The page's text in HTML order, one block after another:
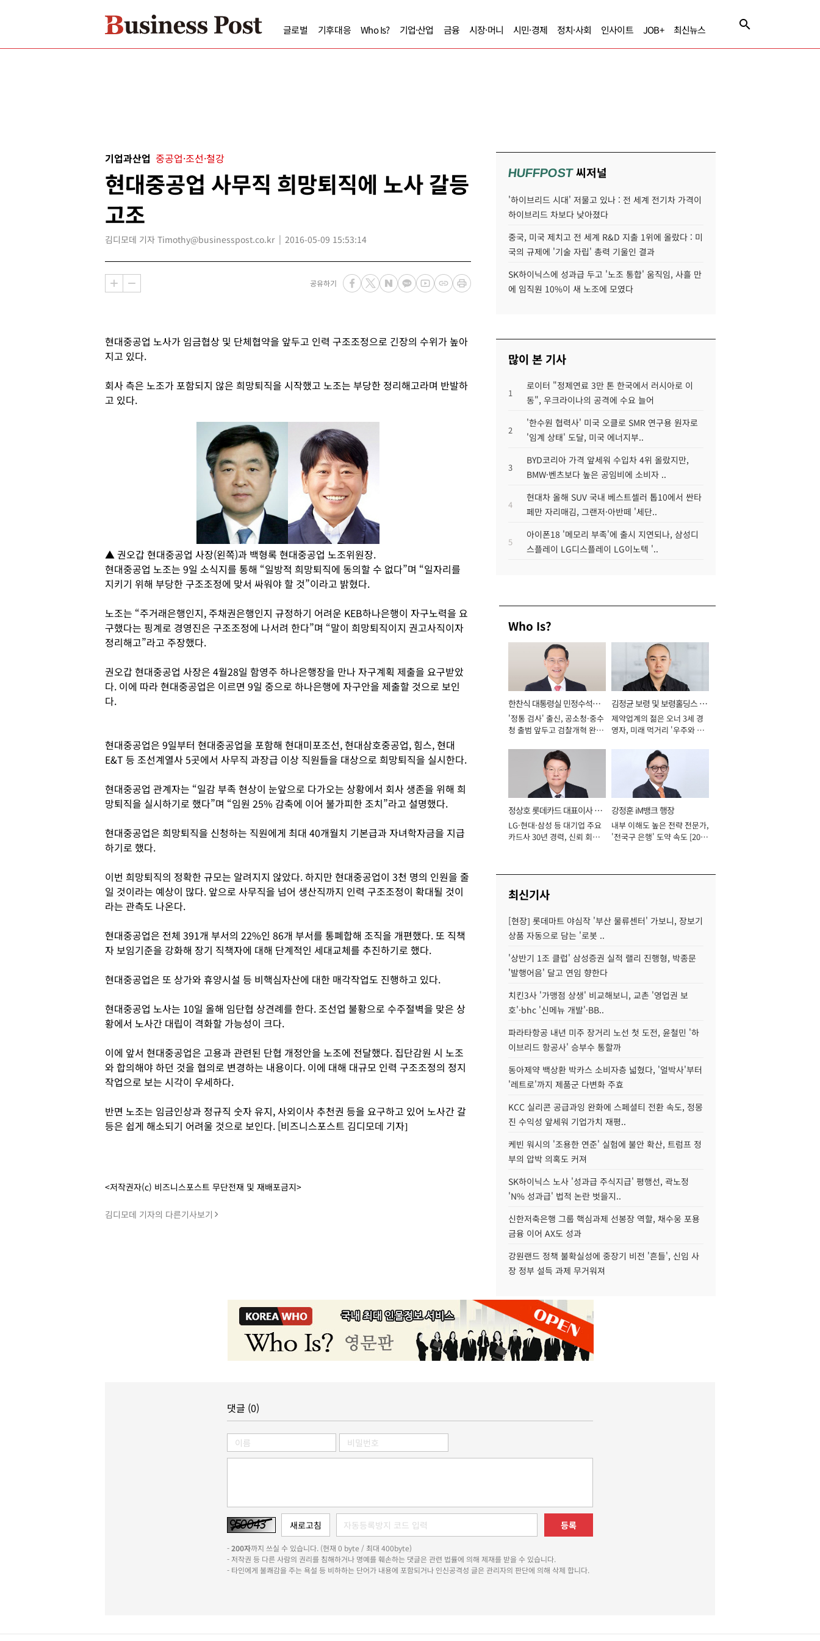
글로벌 기후대응 Who Is? 기업·산업 금융 시장·머니 시민·경제 정치·사회 인사이트 JOB+ 최신뉴스
기업과산업 중공업·조선·철강
현대중공업 사무직 희망퇴직에 노사 갈등
고조
김디모데 기자 Timothy@businesspost.co.kr 2016-05-09 15:53:14
공유하기
현대중공업 노사가 임금협상 및 단체협약을 앞두고 인력 구조조정으로 긴장의 수위가 높아
지고 있다.
회사 측은 노조가 포함되지 않은 희망퇴직을 시작했고 노조는 부당한 정리해고라며 반발하
고 있다.
▲ 권오갑 현대중공업 사장(왼쪽)과 백형록 현대중공업 노조위원장.
현대중공업 노조는 9일 소식지를 통해 “일방적 희망퇴직에 동의할 수 없다”며 “일자리를
지키기 위해 부당한 구조조정에 맞서 싸워야 할 것”이라고 밝혔다.
노조는 “주거래은행인지, 주채권은행인지 규정하기 어려운 KEB하나은행이 자구노력을 요
구했다는 핑계로 경영진은 구조조정에 나서려 한다”며 “말이 희망퇴직이지 권고사직이자
정리해고”라고 주장했다.
권오갑 현대중공업 사장은 4월28일 함영주 하나은행장을 만나 자구계획 제출을 요구받았
다. 이에 따라 현대중공업은 이르면 9일 중으로 하나은행에 자구안을 제출할 것으로 보인
다.
현대중공업은 9일부터 현대중공업을 포함해 현대미포조선, 현대삼호중공업, 힘스, 현대
E&T 등 조선계열사 5곳에서 사무직 과장급 이상 직원들을 대상으로 희망퇴직을 실시한다.
현대중공업 관계자는 “일감 부족 현상이 눈앞으로 다가오는 상황에서 회사 생존을 위해 희
망퇴직을 실시하기로 했다”며 “임원 25% 감축에 이어 불가피한 조치”라고 설명했다.
현대중공업은 희망퇴직을 신청하는 직원에게 최대 40개월치 기본급과 자녀학자금을 지급
하기로 했다.
이번 희망퇴직의 정확한 규모는 알려지지 않았다. 하지만 현대중공업이 3천 명의 인원을 줄
일 것이라는 예상이 많다. 앞으로 사무직을 넘어 생산직까지 인력 구조조정이 확대될 것이
라는 관측도 나온다.
현대중공업은 전체 391개 부서의 22%인 86개 부서를 통폐합해 조직을 개편했다. 또 직책
자 보임기준을 강화해 장기 직책자에 대해 단계적인 세대교체를 추진하기로 했다.
현대중공업은 또 상가와 휴양시설 등 비핵심자산에 대한 매각작업도 진행하고 있다.
현대중공업 노사는 10일 올해 임단협 상견례를 한다. 조선업 불황으로 수주절벽을 맞은 상
황에서 노사간 대립이 격화할 가능성이 크다.
이에 앞서 현대중공업은 고용과 관련된 단협 개정안을 노조에 전달했다. 집단감원 시 노조
와 합의해야 하던 것을 협의로 변경하는 내용이다. 이에 대해 대규모 인력 구조조정의 정지
작업으로 보는 시각이 우세하다.
반면 노조는 임금인상과 정규직 숫자 유지, 사외이사 추천권 등을 요구하고 있어 노사간 갈
등은 쉽게 해소되기 어려울 것으로 보인다. [비즈니스포스트 김디모데 기자]
<저작권자(c) 비즈니스포스트 무단전재 및 재배포금지>
김디모데 기자의 다른기사보기
HUFFPOST씨저널
'하이브리드 시대' 저물고 있나 : 전 세계 전기차 가격이
하이브리드 차보다 낮아졌다
중국, 미국 제치고 전 세계 R&D 지출 1위에 올랐다 : 미
국의 규제에 '기술 자립' 총력 기울인 결과
SK하이닉스에 성과급 두고 '노조 통합' 움직임, 사흘 만
에 임직원 10%이 새 노조에 모였다
많이 본 기사
1
로이터 "정제연료 3만 톤 한국에서 러시아로 이
동", 우크라이나의 공격에 수요 늘어
2
'한수원 협력사' 미국 오클로 SMR 연구용 원자로
'임계 상태' 도달, 미국 에너지부..
3
BYD코리아 가격 앞세워 수입차 4위 올랐지만,
BMW·벤츠보다 높은 공임비에 소비자 ..
4
현대차 올해 SUV 국내 베스트셀러 톱10에서 싼타
페만 자리매김, 그랜저·아반떼 '세단..
5
아이폰18 '메모리 부족'에 출시 지연되나, 삼성디
스플레이 LG디스플레이 LG이노텍 '..
Who Is?
한찬식 대통령실 민정수석비
서관
'정통 검사' 출신, 공소청·중수
청 출범 앞두고 검찰개혁 완수
김정균 보령 및 보령홀딩스 대
표이사 사장
제약업계의 젊은 오너 3세 경
영자, 미래 먹거리 '우주와 헬
정상호 롯데카드 대표이사 사
장
LG·현대·삼성 등 대기업 주요
카드사 30년 경력, 신뢰 회복
강정훈 iM뱅크 행장
내부 이해도 높은 전략 전문가,
'전국구 은행' 도약 속도 [2026
최신기사
[현장] 롯데마트 야심작 '부산 물류센터' 가보니, 장보기
상품 자동으로 담는 '로봇 ..
'상반기 1조 클럽' 삼성증권 실적 랠리 진행형, 박종문
'발행어음' 달고 연임 향한다
치킨3사 '가맹점 상생' 비교해보니, 교촌 '영업권 보
호'·bhc '신메뉴 개발'·BB..
파라타항공 내년 미주 장거리 노선 첫 도전, 윤철민 '하
이브리드 항공사' 승부수 통할까
동아제약 백상환 박카스 소비자층 넓혔다, '얼박사'부터
'레트로'까지 제품군 다변화 주효
KCC 실리콘 공급과잉 완화에 스페셜티 전환 속도, 정몽
진 수익성 앞세워 기업가치 재평..
케빈 워시의 '조용한 연준' 실험에 불안 확산, 트럼프 정
부의 압박 의혹도 커져
SK하이닉스 노사 '성과급 주식지급' 평행선, 곽노정
'N% 성과급' 법적 논란 벗을지..
신한저축은행 그룹 핵심과제 선봉장 역할, 채수웅 포용
금융 이어 AX도 성과
강원랜드 정책 불확실성에 중장기 비전 '흔들', 신임 사
장 정부 설득 과제 무거워져
댓글 (0)
등록
-200자까지 쓰실 수 있습니다. (현재 0 byte / 최대 400byte)
- 저작권 등 다른 사람의 권리를 침해하거나 명예를 훼손하는 댓글은 관련 법률에 의해 제재를 받을 수 있습니다.
- 타인에게 불쾌감을 주는 욕설 등 비하하는 단어가 내용에 포함되거나 인신공격성 글은 관리자의 판단에 의해 삭제 합니다.